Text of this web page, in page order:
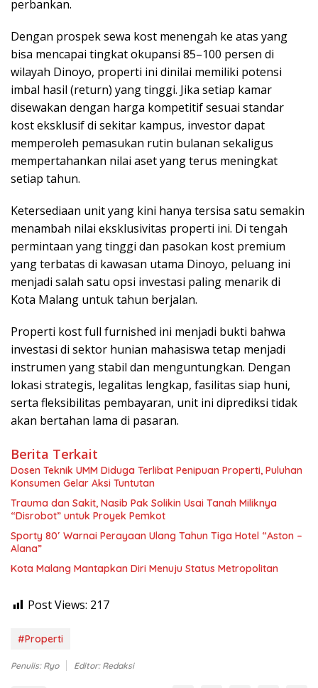
perbankan.
Dengan prospek sewa kost menengah ke atas yang
bisa mencapai tingkat okupansi 85–100 persen di
wilayah Dinoyo, properti ini dinilai memiliki potensi
imbal hasil (return) yang tinggi. Jika setiap kamar
disewakan dengan harga kompetitif sesuai standar
kost eksklusif di sekitar kampus, investor dapat
memperoleh pemasukan rutin bulanan sekaligus
mempertahankan nilai aset yang terus meningkat
setiap tahun.
Ketersediaan unit yang kini hanya tersisa satu semakin
menambah nilai eksklusivitas properti ini. Di tengah
permintaan yang tinggi dan pasokan kost premium
yang terbatas di kawasan utama Dinoyo, peluang ini
menjadi salah satu opsi investasi paling menarik di
Kota Malang untuk tahun berjalan.
Properti kost full furnished ini menjadi bukti bahwa
investasi di sektor hunian mahasiswa tetap menjadi
instrumen yang stabil dan menguntungkan. Dengan
lokasi strategis, legalitas lengkap, fasilitas siap huni,
serta fleksibilitas pembayaran, unit ini diprediksi tidak
akan bertahan lama di pasaran.
Berita Terkait
Dosen Teknik UMM Diduga Terlibat Penipuan Properti, Puluhan
Konsumen Gelar Aksi Tuntutan
Trauma dan Sakit, Nasib Pak Solikin Usai Tanah Miliknya
“Disrobot” untuk Proyek Pemkot
Sporty 80′ Warnai Perayaan Ulang Tahun Tiga Hotel “Aston –
Alana”
Kota Malang Mantapkan Diri Menuju Status Metropolitan
Post Views: 217
#Properti
Penulis: Ryo Editor: Redaksi